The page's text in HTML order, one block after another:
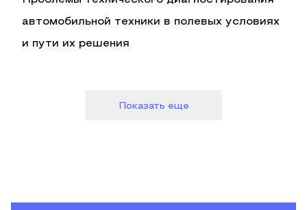
автомобильной техники в полевых условиях
и пути их решения
Показать еще